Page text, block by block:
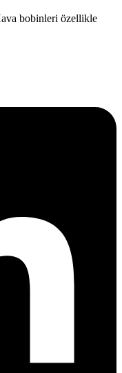
bobinleri özellikle